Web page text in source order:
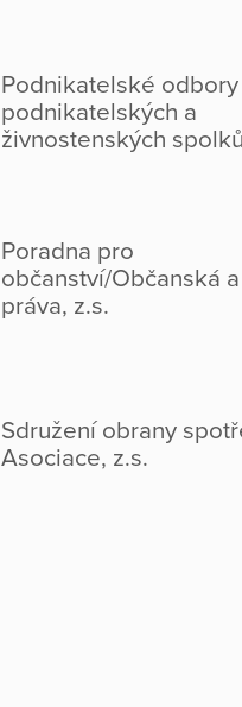
Podnikatelské odbory
podnikatelských a
živnostenských
Poradna pro
občanství/Občanská
práva, z.s.
Sdružení obrany
Asociace, z.s.